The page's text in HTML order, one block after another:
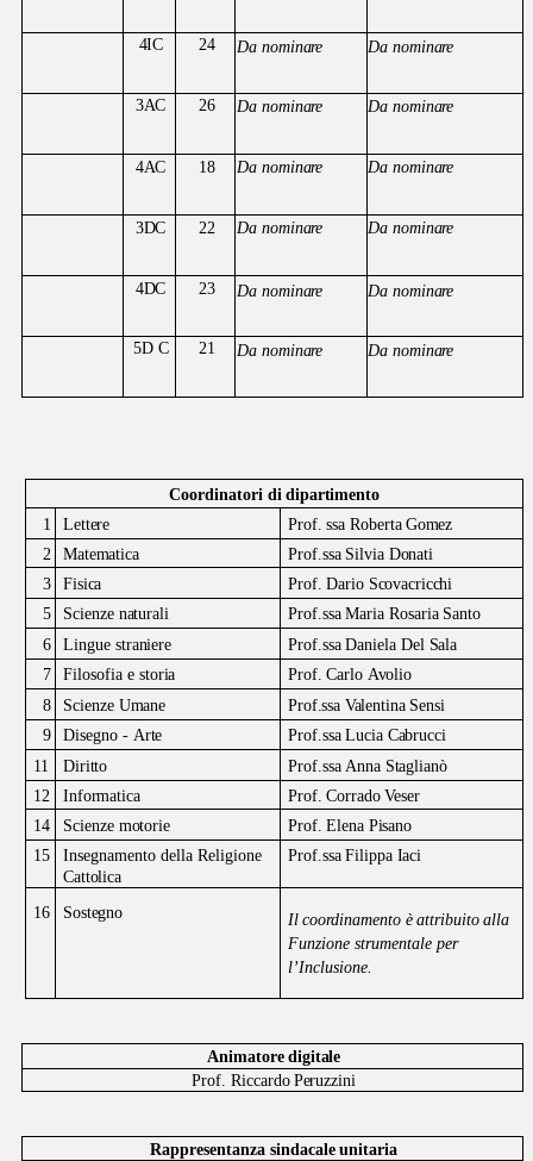
4IC 24 Da nominare Da nominare
3AC 26 Da nominare Da nominare
4AC 18 Da nominare Da nominare
3DC 22 Da nominare Da nominare
4DC 23 Da nominare Da nominare
5D C 21 Da nominare Da nominare
Coordinatori di dipartimento
1
Lettere Prof. ssa Roberta Gomez
2
Matematica Prof.ssa Silvia Donati
3
Fisica Prof. Dario Scovacricchi
5
Scienze naturali Prof.ssa Maria Rosaria Santo
6
Linguestraniere Prof.ssa Daniela Del Sala
7
Filosofia estoria Prof. Carlo Avolio
8
Scienze Umane Prof.ssa Valentina Sensi
9
Disegno - Arte Prof.ssa Lucia Cabrucci
11
Diritto Prof.ssa Anna Staglianò
12
Informatica Prof. Corrado Veser
14
Scienze motorie Prof. Elena Pisano
15
Insegnamento della Religione
Cattolica
Prof.ssa Filippa Iaci
16 Sostegno Il coordinamento è attribuito alla
Funzione strumentale per
l’Inclusione.
Animatore digitale
Prof. Riccardo Peruzzini
Rappresentanza sindacale unitaria